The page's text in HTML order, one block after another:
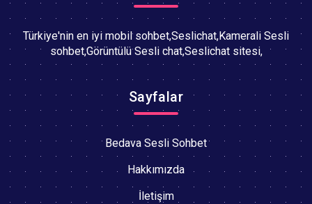
Türkiye'nin en iyi mobil sohbet,Seslichat,Kamerali Sesli
sohbet,Görüntülü Sesli chat,Seslichat sitesi,
Sayfalar
Bedava Sesli Sohbet
Hakkımızda
İletişim